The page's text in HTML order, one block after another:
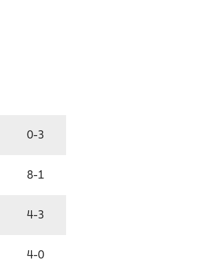
0-3
8-1
4-3
4-0